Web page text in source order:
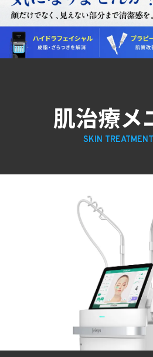
肌治療メ
SKIN